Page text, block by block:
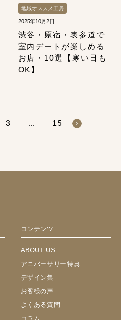
地域オススメ工房
2025年10月2日
渋谷・原宿・表参道で
室内デートが楽しめる
お店・10選【寒い日も
OK】
3 … 15
コンテンツ
ABOUT US
アニバーサリー特典
デザイン集
お客様の声
よくある質問
コラム